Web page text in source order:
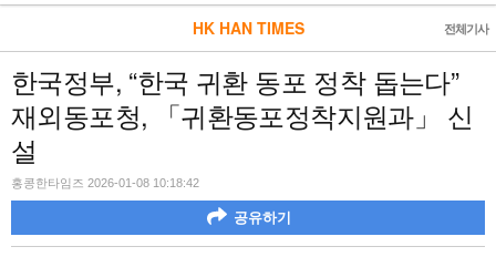
HK HAN TIMES 전체기사
한국정부, “한국 귀환 동포 정착 돕는다”
재외동포청, 「귀환동포정착지원과」 신
설
홍콩한타임즈 2026-01-08 10:18:42
공유하기